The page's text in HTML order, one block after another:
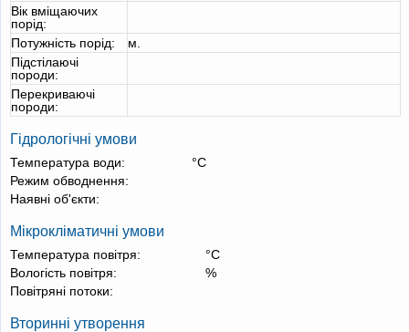
Вік вміщаючих
порід:
Потужність порід:
м.
Підстілаючі
породи:
Перекриваючі
породи:
Гідрологічні умови
Температура води:
°С
Режим обводнення:
Наявні об'єкти:
Мікрокліматичні умови
Температура повітря:
°С
Вологість повітря:
%
Повітряні потоки:
Вторинні утворення